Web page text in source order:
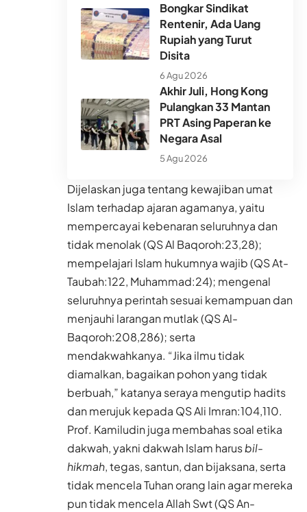
Bongkar Sindikat
Rentenir, Ada Uang
Rupiah yang Turut
Disita
6 Agu 2026
Akhir Juli, Hong Kong
Pulangkan 33 Mantan
PRT Asing Paperan ke
Negara Asal
5 Agu 2026
Dijelaskan juga tentang kewajiban umat
Islam terhadap ajaran agamanya, yaitu
mempercayai kebenaran seluruhnya dan
tidak menolak (QS Al Baqoroh:23,28);
mempelajari Islam hukumnya wajib (QS At-
Taubah:122, Muhammad:24); mengenal
seluruhnya perintah sesuai kemampuan dan
menjauhi larangan mutlak (QS Al-
Baqoroh:208,286); serta
mendakwahkanya. “Jika ilmu tidak
diamalkan, bagaikan pohon yang tidak
berbuah,” katanya seraya mengutip hadits
dan merujuk kepada QS Ali Imran:104,110.
Prof. Kamiludin juga membahas soal etika
dakwah, yakni dakwah Islam harusbil-
hikmah, tegas, santun, dan bijaksana, serta
tidak mencela Tuhan orang lain agar mereka
pun tidak mencela Allah Swt (QS An-